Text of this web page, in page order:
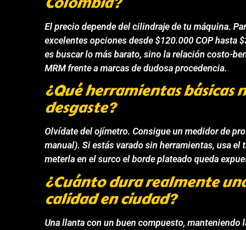
El precio depende del cilindraje de tu máquina.
excelentes opciones desde $120.000 COP hasta
es buscar lo más barato, sino la relación costo-
MRM frente a marcas de dudosa procedencia.
¿Qué herramientas básicas
desgaste?
Olvídate del ojímetro. Consigue un medidor de
manual). Si estás varado sin herramientas, usa el
meterla en el surco el borde plateado queda
¿Cuánto dura realmente
calidad en ciudad?
Una llanta con un buen compuesto, manteniendo